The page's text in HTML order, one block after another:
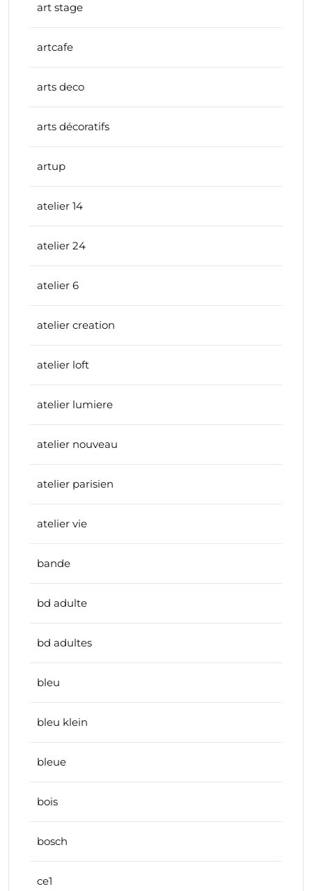
art stage
artcafe
arts deco
arts décoratifs
artup
atelier 14
atelier 24
atelier 6
atelier creation
atelier loft
atelier lumiere
atelier nouveau
atelier parisien
atelier vie
bande
bd adulte
bd adultes
bleu
bleu klein
bleue
bois
bosch
ce1